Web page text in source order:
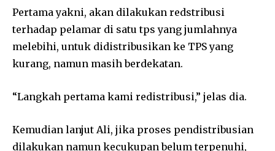
Pertama yakni, akan dilakukan redstribusi
terhadap pelamar di satu tps yang jumlahnya
melebihi, untuk didistribusikan ke TPS yang
kurang, namun masih berdekatan.
“Langkah pertama kami redistribusi,” jelas dia.
Kemudian lanjut Ali, jika proses pendistribusian
dilakukan namun kecukupan belum terpenuhi,